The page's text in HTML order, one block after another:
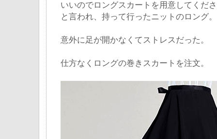
いいのでロングスカートを用意してくだ
と言われ、持って行ったニットのロング。
意外に足が開かなくてストレスだった。
仕方なくロングの巻きスカートを注文。